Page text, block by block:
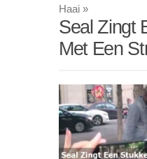
Haai »
Seal Zingt
Met Een